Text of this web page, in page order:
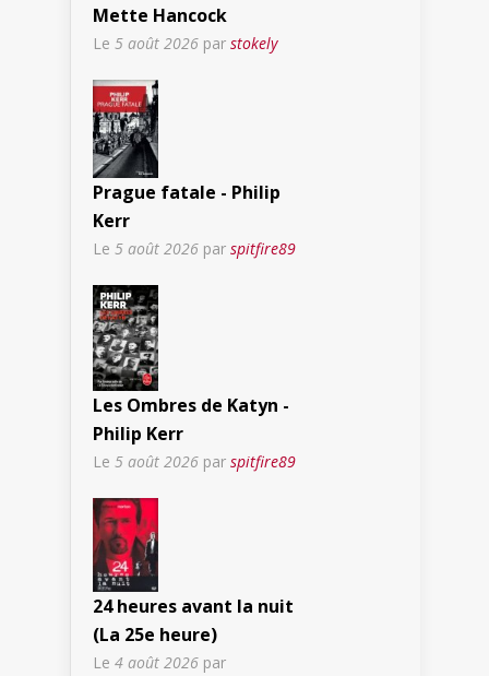
Mette Hancock
Le 5 août 2026 par stokely
Prague fatale - Philip
Kerr
Le 5 août 2026 par spitfire89
Les Ombres de Katyn -
Philip Kerr
Le 5 août 2026 par spitfire89
24 heures avant la nuit
(La 25e heure)
Le 4 août 2026 par